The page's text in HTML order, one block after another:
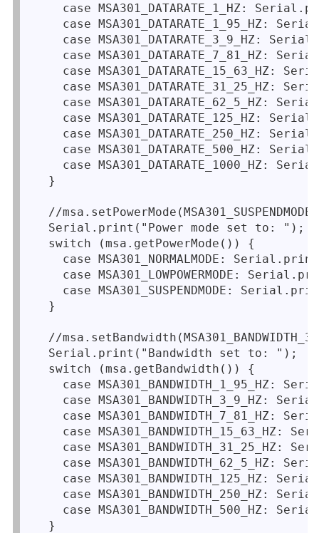
case MSA301_DATARATE_1_HZ:
case MSA301_DATARATE_1_95_HZ:
case MSA301_DATARATE_3_9_HZ:
case MSA301_DATARATE_7_81_HZ:
case MSA301_DATARATE_15_63_HZ:
case MSA301_DATARATE_31_25_HZ:
case MSA301_DATARATE_62_5_HZ:
case MSA301_DATARATE_125_HZ:
case MSA301_DATARATE_250_HZ:
case MSA301_DATARATE_500_HZ:
case MSA301_DATARATE_1000_HZ:
  }
//
  Serial.print("Power mode set to: ");
  switch (msa.getPowerMode()) {
case MSA301_NORMALMODE:
case MSA301_LOWPOWERMODE:
case MSA301_SUSPENDMODE:
  }
//
  Serial.print("Bandwidth set to: ");
  switch (msa.getBandwidth()) {
case MSA301_BANDWIDTH_1_95_HZ:
case MSA301_BANDWIDTH_3_9_HZ:
case MSA301_BANDWIDTH_7_81_HZ:
case MSA301_BANDWIDTH_15_63_HZ:
case MSA301_BANDWIDTH_31_25_HZ:
case MSA301_BANDWIDTH_62_5_HZ:
case MSA301_BANDWIDTH_125_HZ:
case MSA301_BANDWIDTH_250_HZ:
case MSA301_BANDWIDTH_500_HZ:
  }